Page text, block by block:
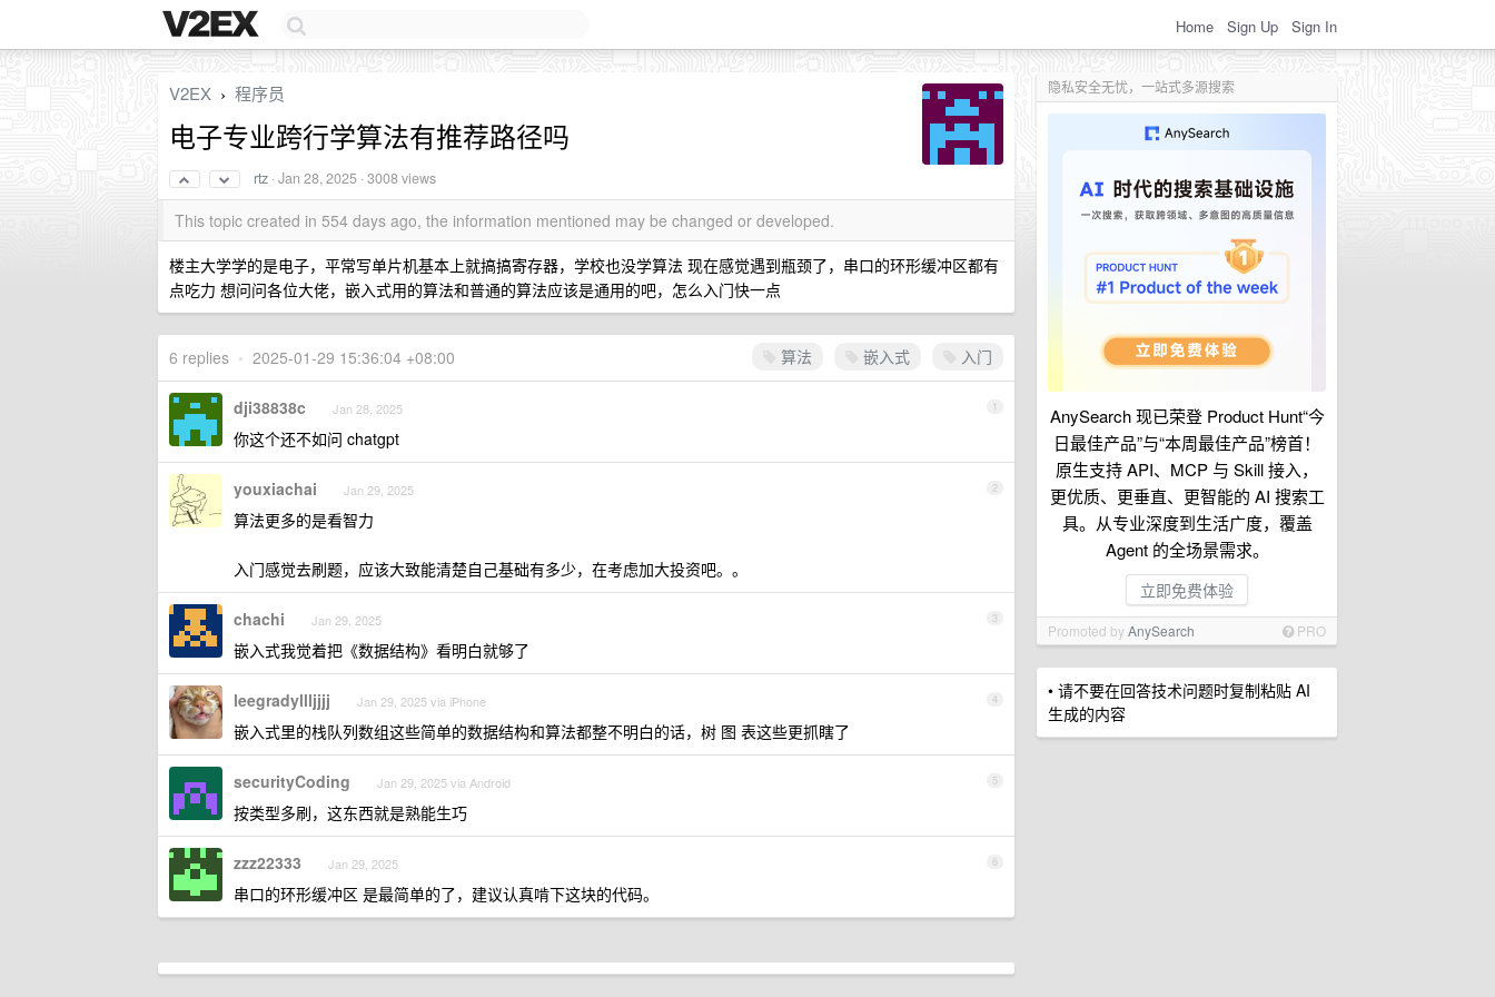
Home Sign Up Sign In
隐私安全无忧，一站式多源搜索
AnySearch 现已荣登 Product Hunt“今
日最佳产品”与“本周最佳产品”榜首！
原生支持 API、MCP 与 Skill 接入，
更优质、更垂直、更智能的 AI 搜索工
具。从专业深度到生活广度，覆盖
Agent 的全场景需求。
立即免费体验
Promoted byAnySearch PRO
• 请不要在回答技术问题时复制粘贴 AI
生成的内容
V2EX › 程序员
电子专业跨行学算法有推荐路径吗
rtz ·Jan 28, 2025 · 3008 views
This topic created in 554 days ago, the information mentioned may be changed or developed.
楼主大学学的是电子，平常写单片机基本上就搞搞寄存器，学校也没学算法 现在感觉遇到瓶颈了，串口的环形缓冲区都有
点吃力 想问问各位大佬，嵌入式用的算法和普通的算法应该是通用的吧，怎么入门快一点
算法 嵌入式 入门
6 replies • 2025-01-29 15:36:04 +08:00
1
dji38838c Jan 28, 2025
你这个还不如问 chatgpt
2
youxiachai Jan 29, 2025
算法更多的是看智力
入门感觉去刷题，应该大致能清楚自己基础有多少，在考虑加大投资吧。。
3
chachi Jan 29, 2025
嵌入式我觉着把《数据结构》看明白就够了
4
leegradyllljjjj Jan 29, 2025 via iPhone
嵌入式里的栈队列数组这些简单的数据结构和算法都整不明白的话，树 图 表这些更抓瞎了
5
securityCoding Jan 29, 2025 via Android
按类型多刷，这东西就是熟能生巧
6
zzz22333 Jan 29, 2025
串口的环形缓冲区 是最简单的了，建议认真啃下这块的代码。